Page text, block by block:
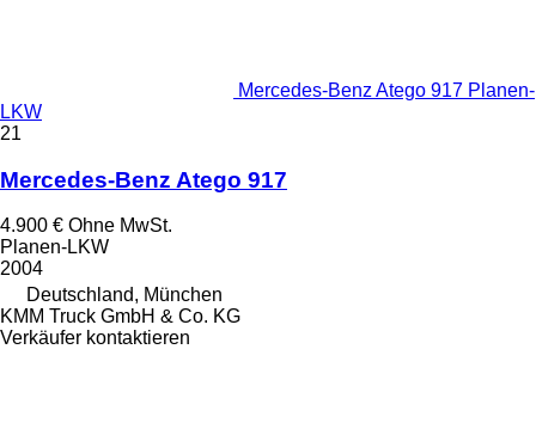
Mercedes-Benz Atego 917 Planen-
LKW
21
Mercedes-Benz Atego 917
4.900 € Ohne MwSt.
Planen-LKW
2004
Deutschland, München
KMM Truck GmbH & Co. KG
Verkäufer kontaktieren